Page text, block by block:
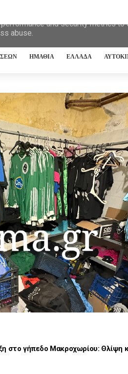
ΗΜΑΘΙΑ ΕΛΛΑΔΑ
στο γήπεδο Μακροχωρίου: Θλίψη
and security metrics
abuse.